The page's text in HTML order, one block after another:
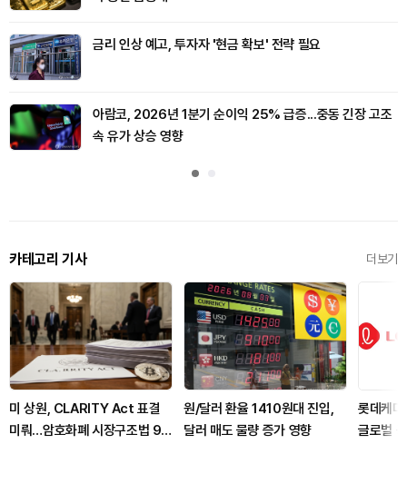
금리 인상 예고, 투자자 '현금 확보' 전략 필요
아람코, 2026년 1분기 순이익 25% 급증...중동 긴장 고조
속 유가 상승 영향
카테고리 기사 더보기
미 상원, CLARITY Act 표결
미뤄…암호화폐 시장구조법 9월
원/달러 환율 1410원대 진입,
달러 매도 물량 증가 영향
롯데케
글로벌